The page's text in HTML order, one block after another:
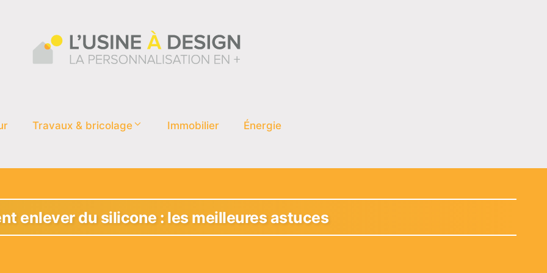
Travaux & bricolage Immobilier Énergie
enlever du silicone : les meilleures astuces